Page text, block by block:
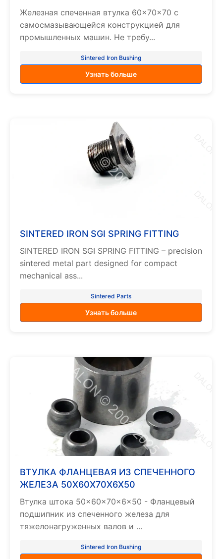
Железная спеченная втулка 60×70×70 с
самосмазывающейся конструкцией для
промышленных машин. Не требу...
Sintered Iron Bushing
Узнать больше
SINTERED IRON SGI SPRING FITTING
SINTERED IRON SGI SPRING FITTING – precision
sintered metal part designed for compact
mechanical ass...
Sintered Parts
Узнать больше
ВТУЛКА ФЛАНЦЕВАЯ ИЗ СПЕЧЕННОГО
ЖЕЛЕЗА 50X60X70X6X50
Втулка штока 50×60×70×6×50 - Фланцевый
подшипник из спеченного железа для
тяжелонагруженных валов и ...
Sintered Iron Bushing